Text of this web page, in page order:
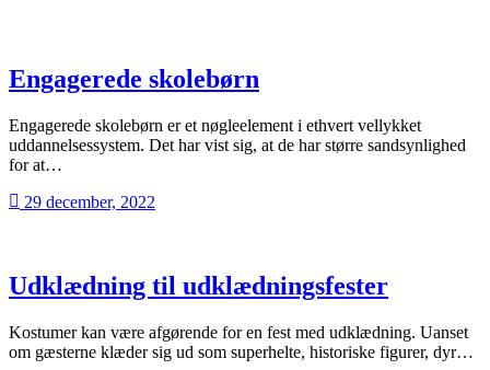
Engagerede skolebørn
Engagerede skolebørn er et nøgleelement i ethvert vellykket
uddannelsessystem. Det har vist sig, at de har større sandsynlighed
for at…
29 december, 2022
Udklædning til udklædningsfester
Kostumer kan være afgørende for en fest med udklædning. Uanset
om gæsterne klæder sig ud som superhelte, historiske figurer, dyr…